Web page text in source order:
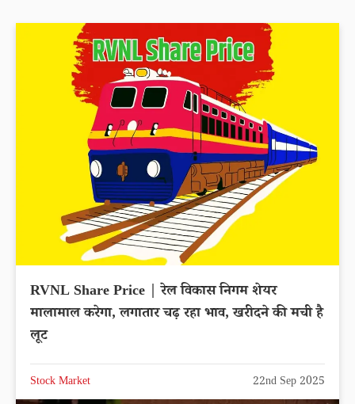
RVNL Share Price | रेल विकास निगम शेयर
मालामाल करेगा, लगातार चढ़ रहा भाव, खरीदने की मची है
लूट
Stock Market 22nd Sep 2025